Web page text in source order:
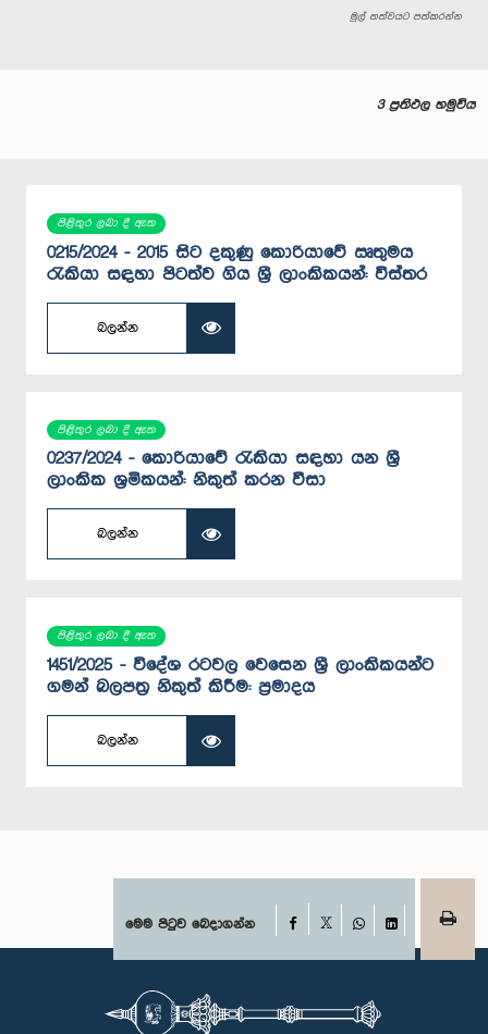
මුල් තත්වයට පත්කරන්න
3 ප්‍රතිඵල හමුවිය
පිළිතුර ලබා දී ඇත
0215/2024 - 2015 සිට දකුණු කොරියාවේ ඍතුමය
රැකියා සඳහා පිටත්ව ගිය ශ්‍රී ලාංකිකයන්: විස්තර
බලන්න
පිළිතුර ලබා දී ඇත
0237/2024 - කොරියාවේ රැකියා සඳහා යන ශ්‍රී
ලාංකික ශ්‍රමිකයන්: නිකුත් කරන වීසා
බලන්න
පිළිතුර ලබා දී ඇත
1451/2025 - විදේශ රටවල වෙසෙන ශ්‍රී ලාංකිකයන්ට
ගමන් බලපත්‍ර නිකුත් කිරීම: ප්‍රමාදය
බලන්න
මෙම පිටුව බෙදාගන්න Facebook